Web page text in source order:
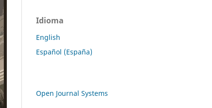
Idioma
English
Español (España)
Open Journal Systems